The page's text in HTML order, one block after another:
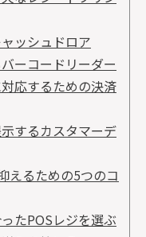
ッシュドロア
ーコードリーダー
応するための決済
するカスタマーデ
えるための5つのコ
たPOSレジを選ぶ